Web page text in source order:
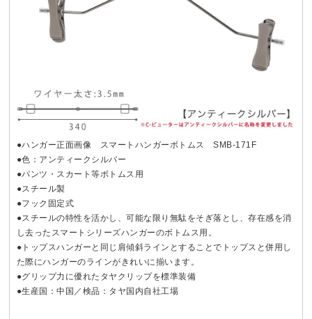
●ハンガー正面画像 スマートハンガーボトムス SMB-171F
●色：アンティークシルバー
●パンツ・スカート等ボトムス用
●スチール製
●フック固定式
●スチールの特性を活かし、可能な限り無駄をそぎ落とし、存在感を消
し去ったスマートシリーズハンガーのボトムス用。
●トップスハンガーと同じ肩傾斜ラインとすることでトップスと併用し
た際にハンガーのラインがきれいに揃います。
●グリップ力に優れたタヤクリップを標準装備
●生産国：中国／検品：タヤ国内自社工場